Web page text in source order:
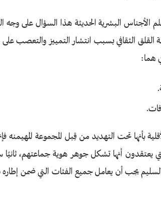
البشرية الحديثة هذا السؤال على وجه
القلق الثقافي بسبب انتشار التمييز والتعصب
هما:
بأنها تحت التهديد من قِبل المجموعة
يعتقدون أنها تشكل جوهر هوية جماعتهم،
السليم يجب أن يعامل جميع الفئات التي ضمن